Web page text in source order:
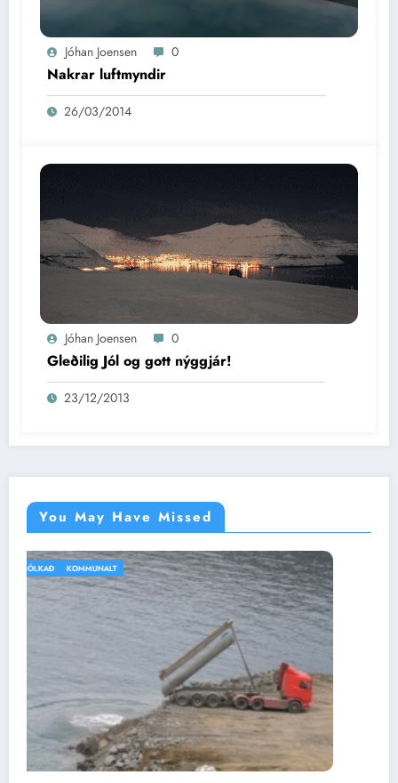
Jóhan Joensen 0
Nakrar luftmyndir
26/03/2014
Jóhan Joensen 0
Gleðilig Jól og gott nýggjár!
23/12/2013
You May Have Missed
IKKI BÓLKAÐ VEÐRIÐ